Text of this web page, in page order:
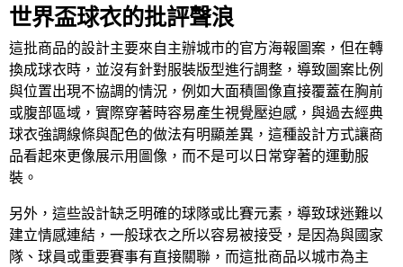
世界盃球衣的批評聲浪
這批商品的設計主要來自主辦城市的官方海報圖案，但在轉
換成球衣時，並沒有針對服裝版型進行調整，導致圖案比例
與位置出現不協調的情況，例如大面積圖像直接覆蓋在胸前
或腹部區域，實際穿著時容易產生視覺壓迫感，與過去經典
球衣強調線條與配色的做法有明顯差異，這種設計方式讓商
品看起來更像展示用圖像，而不是可以日常穿著的運動服
裝。
另外，這些設計缺乏明確的球隊或比賽元素，導致球迷難以
建立情感連結，一般球衣之所以容易被接受，是因為與國家
隊、球員或重要賽事有直接關聯，而這批商品以城市為主